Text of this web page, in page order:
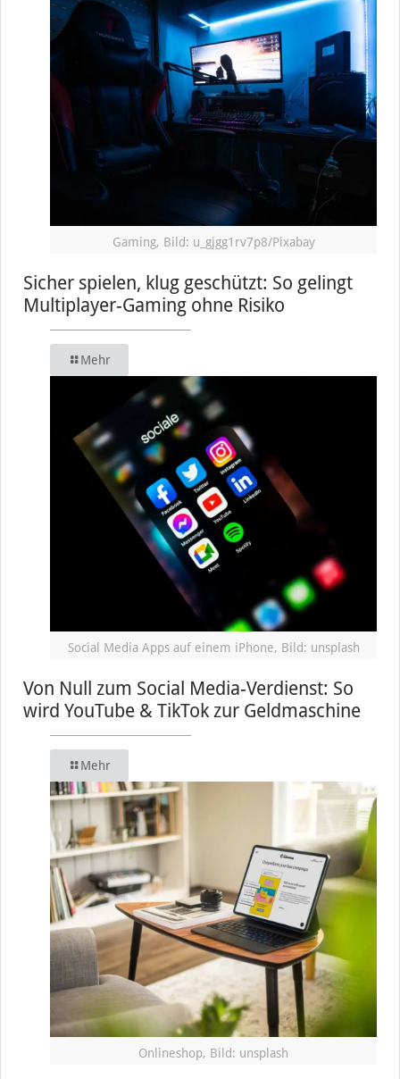
Gaming, Bild: u_gjgg1rv7p8/Pixabay
Sicher spielen, klug geschützt: So gelingt
Multiplayer-Gaming ohne Risiko
Mehr
Social Media Apps auf einem iPhone, Bild: unsplash
Von Null zum Social Media-Verdienst: So
wird YouTube & TikTok zur Geldmaschine
Mehr
Onlineshop, Bild: unsplash